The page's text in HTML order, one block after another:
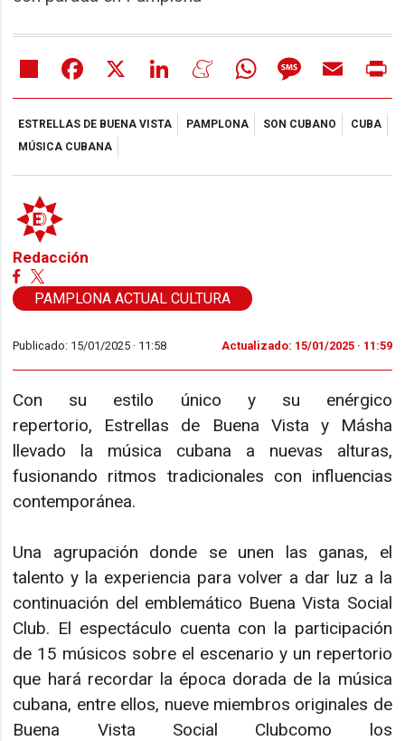
Share Facebook LinkedIn MeneameWhatsAppMessageEmail
ESTRELLAS DE BUENA VISTA PAMPLONA SON CUBANO
CUBA
MÚSICA CUBANA
Redacción
PAMPLONA ACTUAL CULTURA
Publicado: 15/01/2025 · 11:58 Actualizado: 15/01/2025 · 11:59
Con su estilo único y su enérgico
repertorio, Estrellas de Buena Vista y Másha
llevado la música cubana a nuevas alturas,
fusionando ritmos tradicionales con influencias
contemporánea.
Una agrupación donde se unen las ganas, el
talento y la experiencia para volver a dar luz a la
continuación del emblemático Buena Vista Social
Club. El espectáculo cuenta con la participación
de 15 músicos sobre el escenario y un repertorio
que hará recordar la época dorada de la música
cubana, entre ellos, nueve miembros originales de
Buena Vista Social Clubcomo los